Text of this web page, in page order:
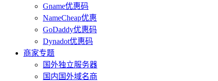
Gname优惠码
NameCheap优惠
GoDaddy优惠码
Dynadot优惠码
商家专题
国外独立服务器
国内国外域名商